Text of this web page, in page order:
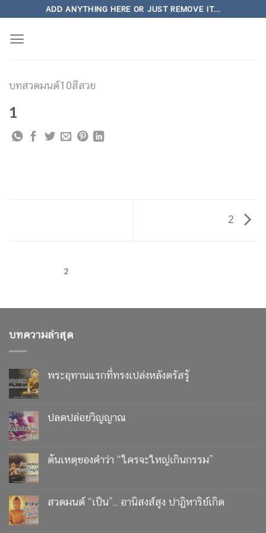
content
ADD ANYTHING HERE OR JUST REMOVE IT...
บทสวดมนต์10สีสวย
1
2
2
บทความล่าสุด
พระอุทานแรกที่ทรงเปล่งหลังตรัสรู้
ปลดปล่อยวิญญาณ
ต้นเหตุของคำว่า “ใครจะใหญ่เกินกรรม”
สวดมนต์ “เป็น”.. อานิสงส์สูง ปาฏิหาริย์เกิด